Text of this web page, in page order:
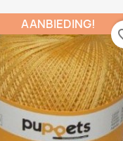
AANBIEDING!